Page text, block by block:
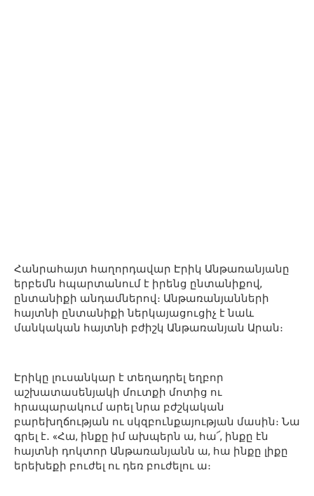
Հանրահայտ հաղորդավար Էրիկ Անթառանյանը
երբեմն հպարտանում է իրենց ընտանիքով,
ընտանիքի անդամներով։ Անթառանյանների
հայտնի ընտանիքի ներկայացուցիչ է նաև
մանկական հայտնի բժիշկ Անթառանյան Արան։
Էրիկը լուսանկար է տեղադրել եղբոր
աշխատասենյակի մուտքի մոտից ու
հրապարակում արել նրա բժշկական
բարեխղճության ու սկզբունքայության մասին։ Նա
գրել է․ «Հա, ինքը իմ ախպերն ա, հա՜, ինքը էն
հայտնի դոկտոր Անթառանյանն ա, հա ինքը լիքը
երեխեքի բուժել ու դեռ բուժելու ա։